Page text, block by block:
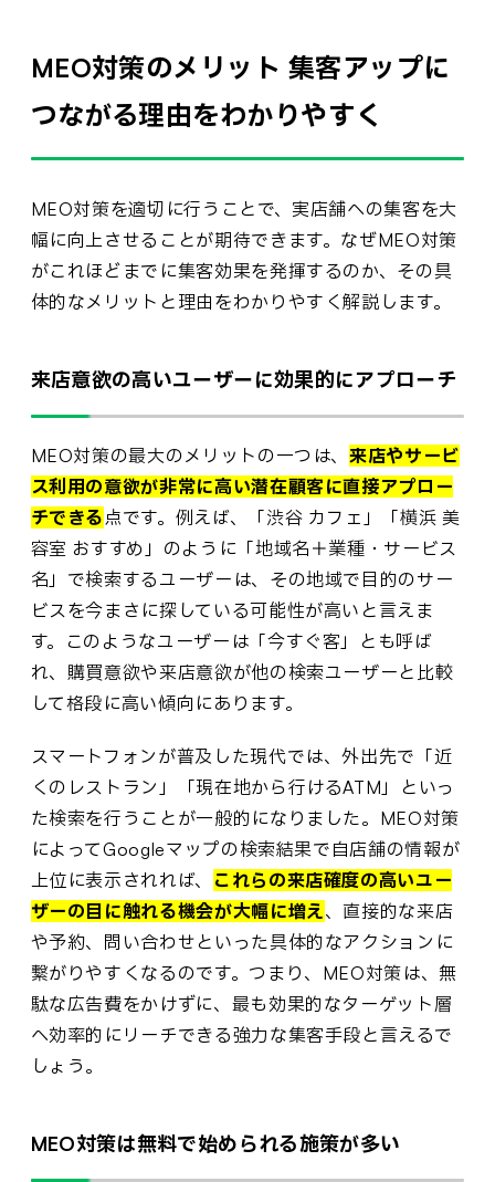
MEO対策のメリット 集客アップに
つながる理由をわかりやすく
MEO対策を適切に行うことで、実店舗への集客を大
幅に向上させることが期待できます。なぜMEO対策
がこれほどまでに集客効果を発揮するのか、その具
体的なメリットと理由をわかりやすく解説します。
来店意欲の高いユーザーに効果的にアプローチ
MEO対策の最大のメリットの一つは、来店やサービ
ス利用の意欲が非常に高い潜在顧客に直接アプロー
チできる点です。例えば、「渋谷 カフェ」「横浜 美
容室 おすすめ」のように「地域名＋業種・サービス
名」で検索するユーザーは、その地域で目的のサー
ビスを今まさに探している可能性が高いと言えま
す。このようなユーザーは「今すぐ客」とも呼ば
れ、購買意欲や来店意欲が他の検索ユーザーと比較
して格段に高い傾向にあります。
スマートフォンが普及した現代では、外出先で「近
くのレストラン」「現在地から行けるATM」といっ
た検索を行うことが一般的になりました。MEO対策
によってGoogleマップの検索結果で自店舗の情報が
上位に表示されれば、
これらの来店確度の高いユー
ザーの目に触れる機会が大幅に増え、直接的な来店
や予約、問い合わせといった具体的なアクションに
繋がりやすくなるのです。つまり、MEO対策は、無
駄な広告費をかけずに、最も効果的なターゲット層
へ効率的にリーチできる強力な集客手段と言えるで
しょう。
MEO対策は無料で始められる施策が多い